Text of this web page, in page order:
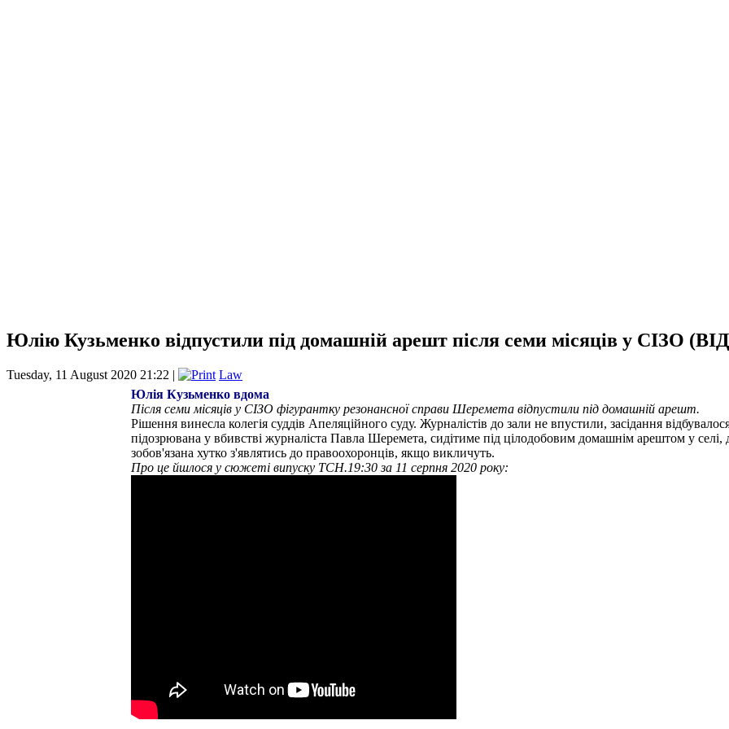
Юлію Кузьменко відпустили під домашній арешт після семи місяців у СІЗО
Tuesday, 11 August 2020 21:22 |
Law
Юлія Кузьменко вдома
Після семи місяців у СІЗО фігурантку резонансної справи Шеремета відпустили під домашній арешт.
Рішення винесла колегія суддів Апеляційного суду. Журналістів до зали не впустили, засідання
підозрювана у вбивстві журналіста Павла Шеремета, сидітиме під цілодобовим домашнім арештом у
зобов'язана хутко з'являтись до правоохоронців, якщо викличуть.
Про це йшлося у сюжеті випуску ТСН.19:30 за 11 серпня 2020 року: